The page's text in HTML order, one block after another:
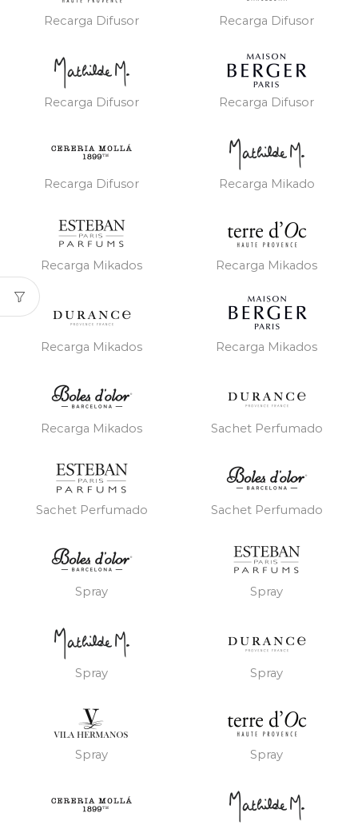
Recarga Difusor Recarga Difusor
Recarga Difusor Recarga Difusor
Recarga Difusor Recarga Mikado
Recarga Mikados Recarga Mikados
Recarga Mikados Recarga Mikados
Recarga Mikados Sachet Perfumado
Sachet Perfumado Sachet Perfumado
Spray Spray
Spray Spray
Spray Spray